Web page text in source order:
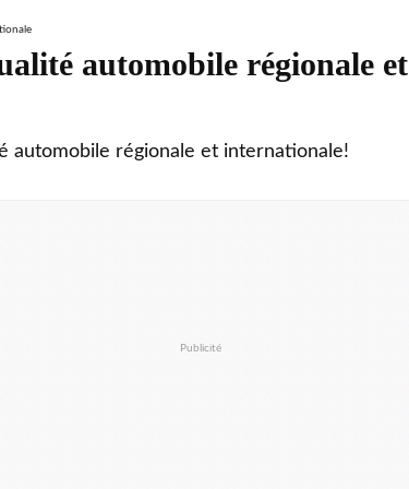
automobile régionale et
automobile régionale et internationale!
Publicité